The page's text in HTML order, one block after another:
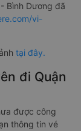
Bình Dương đã
vi-
tại đây.
đi Quận
được công
thông tin vé